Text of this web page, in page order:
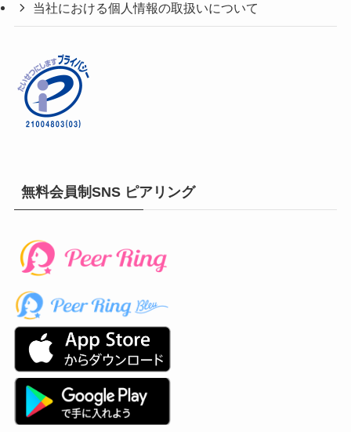
当社における個人情報の取扱いについて
無料会員制SNS ピアリング